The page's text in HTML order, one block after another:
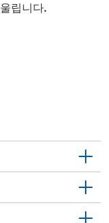
립니다.